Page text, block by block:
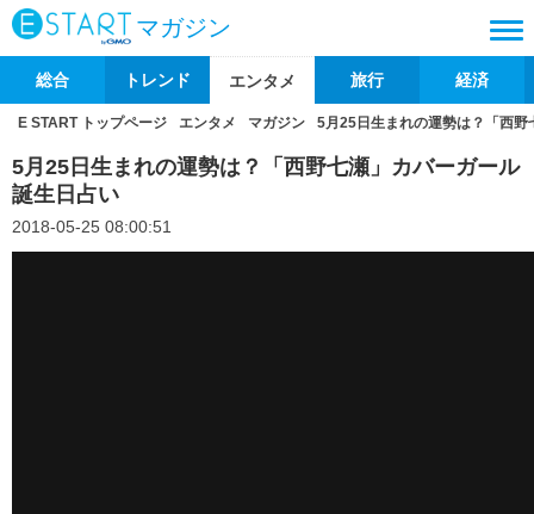
マガジン
総合 トレンド エンタメ 旅行 経済
E START トップページ エンタメ マガジン 5月25日生まれの運勢は？「西
5月25日生まれの運勢は？「西野七瀬」カバーガール
誕生日占い
2018-05-25 08:00:51